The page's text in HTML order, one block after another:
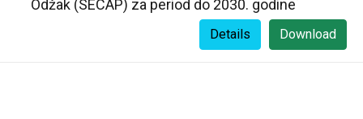
Odžak (SECAP) za period do 2030. godine
Download
Details